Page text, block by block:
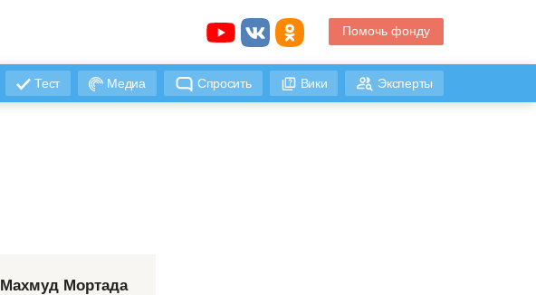
Помочь фонду
Тест Медиа Спросить Вики Эксперты
Махмуд Мортада